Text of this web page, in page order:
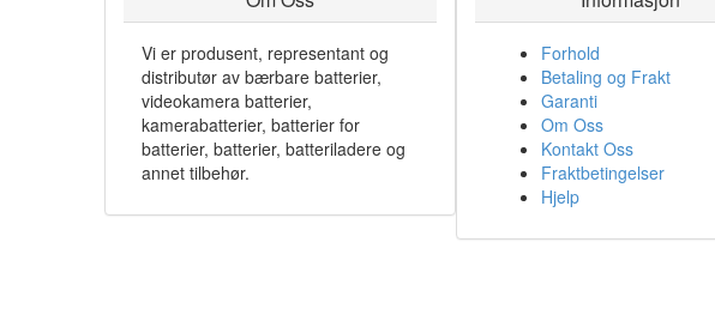
Vi er produsent, representant og
distributør av bærbare batterier,
videokamera batterier,
kamerabatterier, batterier for
batterier, batterier, batteriladere og
annet tilbehør.
Forhold
Betaling og Frakt
Garanti
Om Oss
Kontakt Oss
Fraktbetingelser
Hjelp